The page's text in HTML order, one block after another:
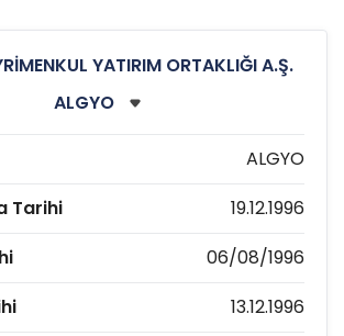
YATIRIM ORTAKLIĞI A.Ş.
ALGYO
Tarihi
19.12.1996
06/08/1996
13.12.1996